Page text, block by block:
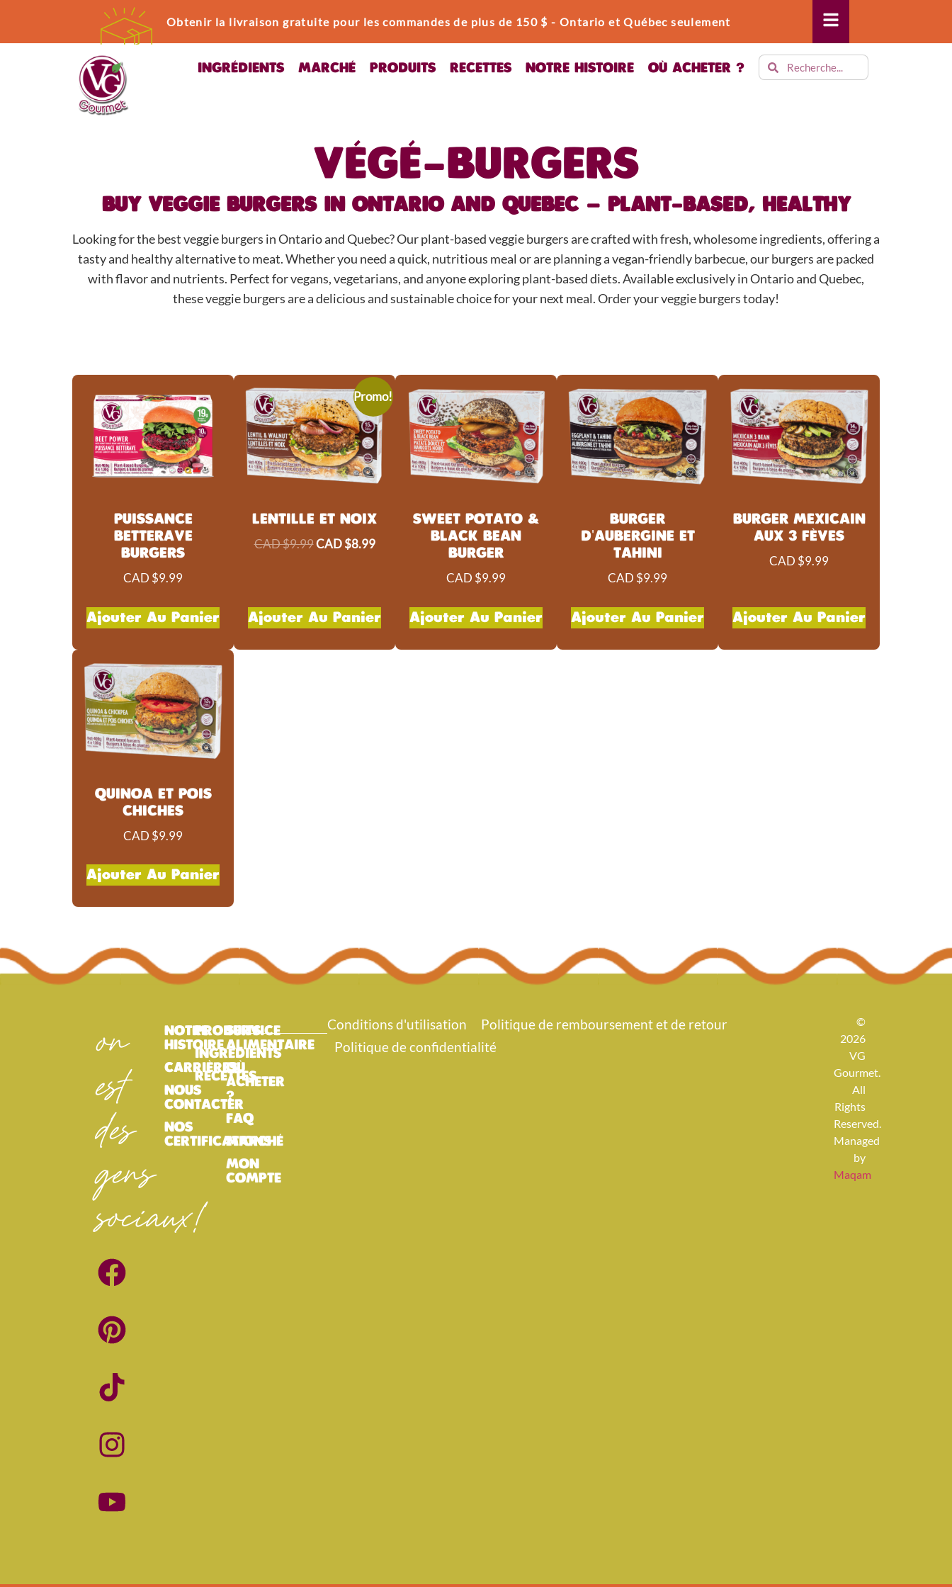
Obtenir la livraison gratuite pour les commandes de plus de 150 $ - Ontario et Québec seulement
INGRÉDIENTS MARCHÉ PRODUITS RECETTES NOTRE HISTOIRE OÙ ACHETER ?
VÉGÉ-BURGERS
BUY VEGGIE BURGERS IN ONTARIO AND QUEBEC – PLANT-BASED, HEALTHY
Looking for the best veggie burgers in Ontario and Quebec? Our plant-based veggie burgers are crafted with fresh, wholesome ingredients, offering a
tasty and healthy alternative to meat. Whether you need a quick, nutritious meal or are planning a vegan-friendly barbecue, our burgers are packed
with flavor and nutrients. Perfect for vegans, vegetarians, and anyone exploring plant-based diets. Available exclusively in Ontario and Quebec,
these veggie burgers are a delicious and sustainable choice for your next meal. Order your veggie burgers today!
PUISSANCE
BETTERAVE
BURGERS
CAD $9.99
Ajouter Au Panier
Promo!
LENTILLE ET NOIX
CAD $9.99CAD $8.99
Ajouter Au Panier
SWEET POTATO &
BLACK BEAN
BURGER
CAD $9.99
Ajouter Au Panier
BURGER
D'AUBERGINE ET
TAHINI
CAD $9.99
Ajouter Au Panier
BURGER MEXICAIN
AUX 3 FÈVES
CAD $9.99
Ajouter Au Panier
QUINOA ET POIS
CHICHES
CAD $9.99
Ajouter Au Panier
on
est
des
gens
sociaux!
NOTRE
HISTOIRE
CARRIÈRES
NOUS
CONTACTER
NOS
CERTIFICATIONS
PRODUITS
INGRÉDIENTS
RECETTES
SERVICE
ALIMENTAIRE
OÙ
ACHETER
?
FAQ
MARCHÉ
MON
COMPTE
Conditions d'utilisation
Politique de remboursement et de retour
Politique de confidentialité
©
2026
VG
Gourmet.
All
Rights
Reserved.
Managed
by
Maqam